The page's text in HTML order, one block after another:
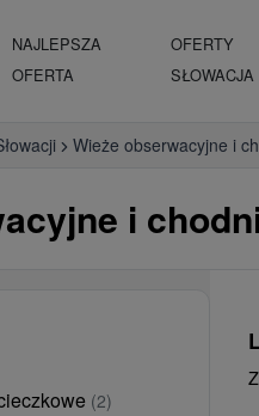
NAJLEPSZA
OFERTA
OFERTY
SŁOWACJA
Wieże obserwacyjne i
i
(2)